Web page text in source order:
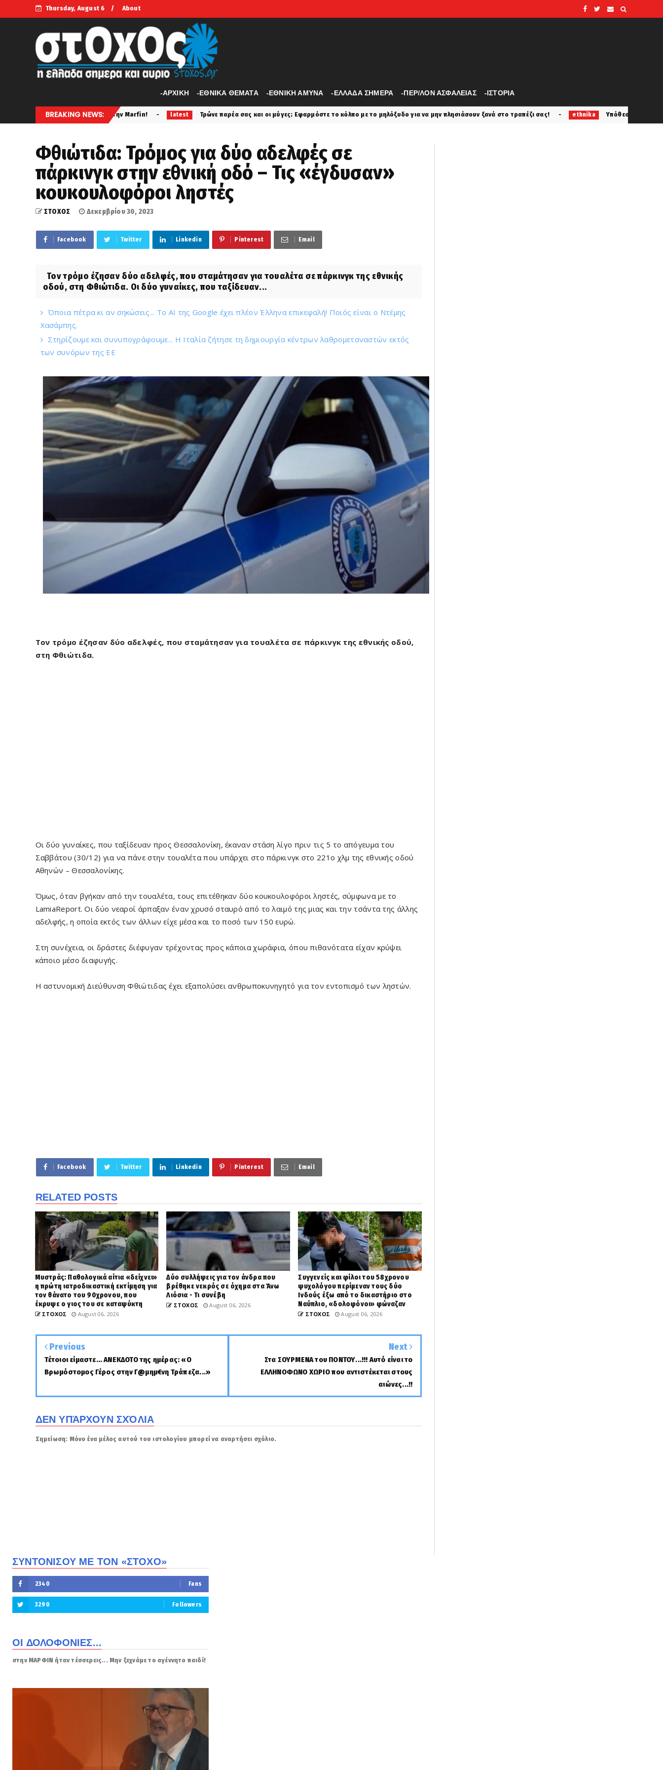
Thursday, August 6 About
-APXIKH -ΕΘΝΙΚΑ ΘΕΜΑΤΑ -ΕΘΝΙΚΗ ΑΜΥΝΑ -ΕΛΛΑΔΑ ΣΗΜΕΡΑ -ΠΕΡ/ΛΟΝ ΑΣΦΑΛΕΙΑΣ -ΙΣΤΟΡΙΑ
BREAKING NEWS:
στην Marfin! latest Τρώνε παρέα σας και οι μύγες; Εφαρμόστε το κόλπο με το μηλόξυδο για να μην πλησιάσουν ξανά στο τραπέζι σας! ethnika Υπόθεση ισλαμικής τρομοκρατίας στην
Φθιώτιδα: Τρόμος για δύο αδελφές σε
πάρκινγκ στην εθνική οδό – Τις «έγδυσαν»
κουκουλοφόροι ληστές
ΣΤΟΧΟΣ Δεκεμβρίου 30, 2023
Facebook Twitter Linkedin Pinterest Email
Τον τρόμο έζησαν δύο αδελφές, που σταμάτησαν για τουαλέτα σε πάρκινγκ της εθνικής
οδού, στη Φθιώτιδα. Οι δύο γυναίκες, που ταξίδευαν...
Όποια πέτρα κι αν σηκώσεις... Το AI της Google έχει πλέον Έλληνα επικεφαλή! Ποιός είναι ο Ντέμης
Χασάμπης.
Στηρίζουμε και συνυπογράφουμε... Η Ιταλία ζήτησε τη δημιουργία κέντρων λαθρομεταναστών εκτός
των συνόρων της ΕΕ
Τον τρόμο έζησαν δύο αδελφές, που σταμάτησαν για τουαλέτα σε πάρκινγκ της εθνικής οδού,
στη Φθιώτιδα.
Οι δύο γυναίκες, που ταξίδευαν προς Θεσσαλονίκη, έκαναν στάση λίγο πριν τις 5 το απόγευμα του
Σαββάτου (30/12) για να πάνε στην τουαλέτα που υπάρχει στο πάρκινγκ στο 221ο χλμ της εθνικής οδού
Αθηνών – Θεσσαλονίκης.
Όμως, όταν βγήκαν από την τουαλέτα, τους επιτέθηκαν δύο κουκουλοφόροι ληστές, σύμφωνα με το
LamiaReport. Οι δύο νεαροί άρπαξαν έναν χρυσό σταυρό από το λαιμό της μιας και την τσάντα της άλλης
αδελφής, η οποία εκτός των άλλων είχε μέσα και το ποσό των 150 ευρώ.
Στη συνέχεια, οι δράστες διέφυγαν τρέχοντας προς κάποια χωράφια, όπου πιθανότατα είχαν κρύψει
κάποιο μέσο διαφυγής.
Η αστυνομική Διεύθυνση Φθιώτιδας έχει εξαπολύσει ανθρωποκυνηγητό για τον εντοπισμό των ληστών.
Facebook Twitter Linkedin Pinterest Email
RELATED POSTS
Μυστράς: Παθολογικά αίτια «δείχνει»
η πρώτη ιατροδικαστική εκτίμηση για
τον θάνατο του 90χρονου, που
έκρυψε ο γιος του σε καταψύκτη
ΣΤΟΧΟΣ August 06, 2026
Δύο συλλήψεις για τον άνδρα που
βρέθηκε νεκρός σε όχημα στα Άνω
Λιόσια - Τι συνέβη
ΣΤΟΧΟΣ August 06, 2026
Συγγενείς και φίλοι του 58χρονου
ψυχολόγου περίμεναν τους δύο
Ινδούς έξω από το δικαστήριο στο
Ναύπλιο, «δολοφόνοι» φώναζαν
ΣΤΟΧΟΣ August 06, 2026
Previous
Τέτοιοι είμαστε... ΑΝΕΚΔΟΤΟ της ημέρας: «Ο
Βρωμόστομος Γέρος στην Γ@μημ€νη Τράπεζα...»
Next
Στα ΣΟΥΡΜΕΝΑ του ΠΟΝΤΟΥ...!!! Αυτό είναι το
ΕΛΛΗΝΟΦΩΝΟ ΧΩΡΙΟ που αντιστέκεται στους
αιώνες...!!
ΔΕΝ ΥΠΆΡΧΟΥΝ ΣΧΌΛΙΑ
Σημείωση: Μόνο ένα μέλος αυτού του ιστολογίου μπορεί να αναρτήσει σχόλιο.
ΣΥΝΤΟΝΙΣΟΥ ΜΕ ΤΟΝ «ΣΤΟΧΟ»
2340 Fans
3290 Followers
ΟΙ ΔΟΛΟΦΟΝΙΕΣ...
στην ΜΑΡΦΙΝ ήταν τέσσερεις... Μην ξεχνάμε το αγέννητο παιδί!